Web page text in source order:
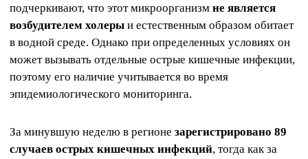
подчеркивают, что этот микроорганизм не является
возбудителем холеры и естественным образом обитает
в водной среде. Однако при определенных условиях он
может вызывать отдельные острые кишечные инфекции,
поэтому его наличие учитывается во время
эпидемиологического мониторинга.
За минувшую неделю в регионе зарегистрировано 89
случаев острых кишечных инфекций, тогда как за